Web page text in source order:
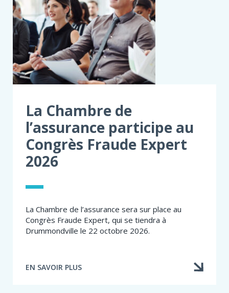
L’EXPLIQUER
AUX
CLIENTS
La Chambre de
l’assurance participe au
Congrès Fraude Expert
2026
La Chambre de l’assurance sera sur place au
Congrès Fraude Expert, qui se tiendra à
Drummondville le 22 octobre 2026.
EN SAVOIR PLUS
À